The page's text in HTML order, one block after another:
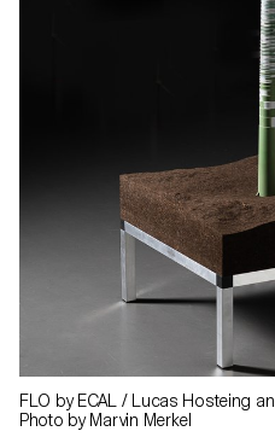
FLO by ECAL / Lucas Hosteing
Photo by Marvin Merkel